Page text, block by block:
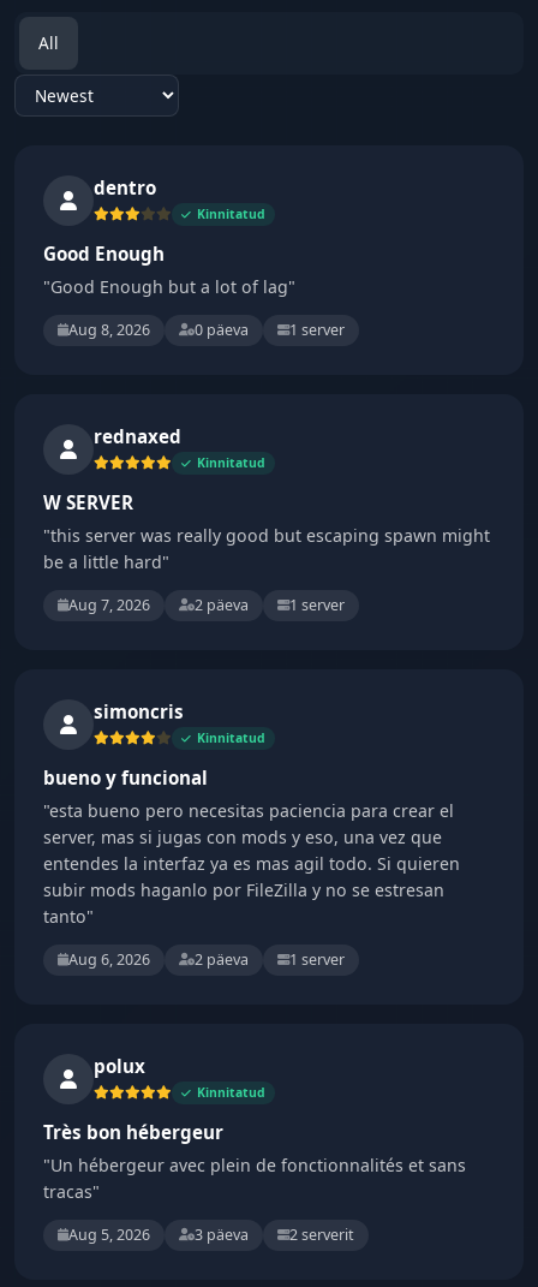
All
Sort reviews
dentro
Kinnitatud
Good Enough
"Good Enough but a lot of lag"
Aug 8, 2026 0 päeva 1 server
rednaxed
Kinnitatud
W SERVER
"this server was really good but escaping spawn might
be a little hard"
Aug 7, 2026 2 päeva 1 server
simoncris
Kinnitatud
bueno y funcional
"esta bueno pero necesitas paciencia para crear el
server, mas si jugas con mods y eso, una vez que
entendes la interfaz ya es mas agil todo. Si quieren
subir mods haganlo por FileZilla y no se estresan
tanto"
Aug 6, 2026 2 päeva 1 server
polux
Kinnitatud
Très bon hébergeur
"Un hébergeur avec plein de fonctionnalités et sans
tracas"
Aug 5, 2026 3 päeva 2 serverit